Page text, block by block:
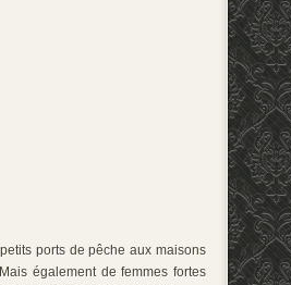
ports de pêche aux maisons
également de femmes fortes